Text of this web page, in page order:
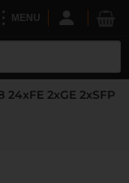
MENU
2xGE 2xSFP